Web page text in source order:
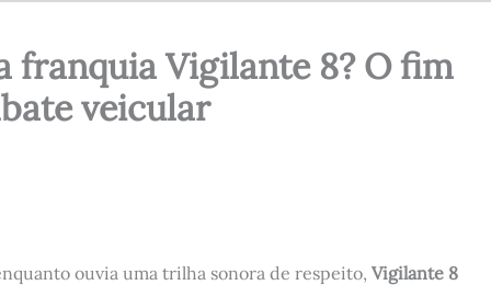
franquia Vigilante 8? O fim
veicular
ouvia uma trilha sonora de respeito, Vigilante 8